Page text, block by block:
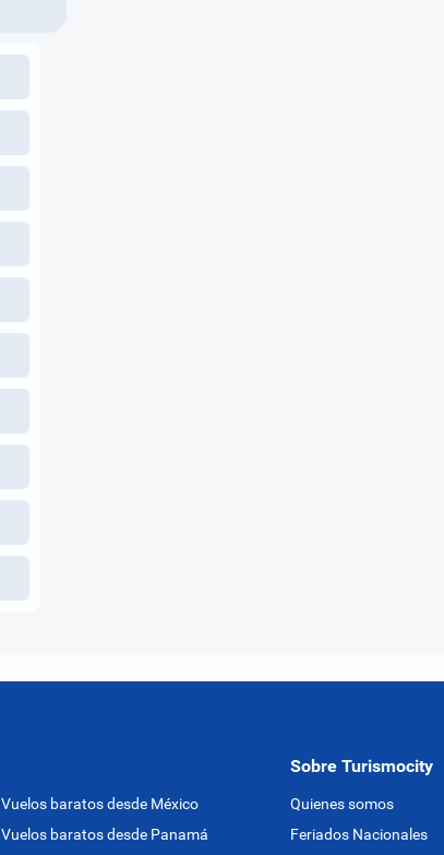
Vuelos baratos desde México
Vuelos baratos desde Panamá
Sobre Turismocity
Quienes somos
Feriados Nacionales